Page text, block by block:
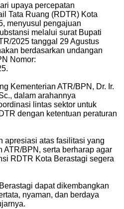
upaya percepatan
Tata Ruang (RDTR) Kota
menyusul pengajuan
melalui surat Bupati
2025 tanggal 29 Agustus
berdasarkan undangan
Nomor:
Kementerian ATR/BPN, Dr. Ir.
dalam arahannya
lintas sektor untuk
dengan ketentuan peraturan
apresiasi atas fasilitasi yang
BPN, serta berharap agar
RDTR Kota Berastagi segera
dapat dikembangkan
nyaman, dan berdaya